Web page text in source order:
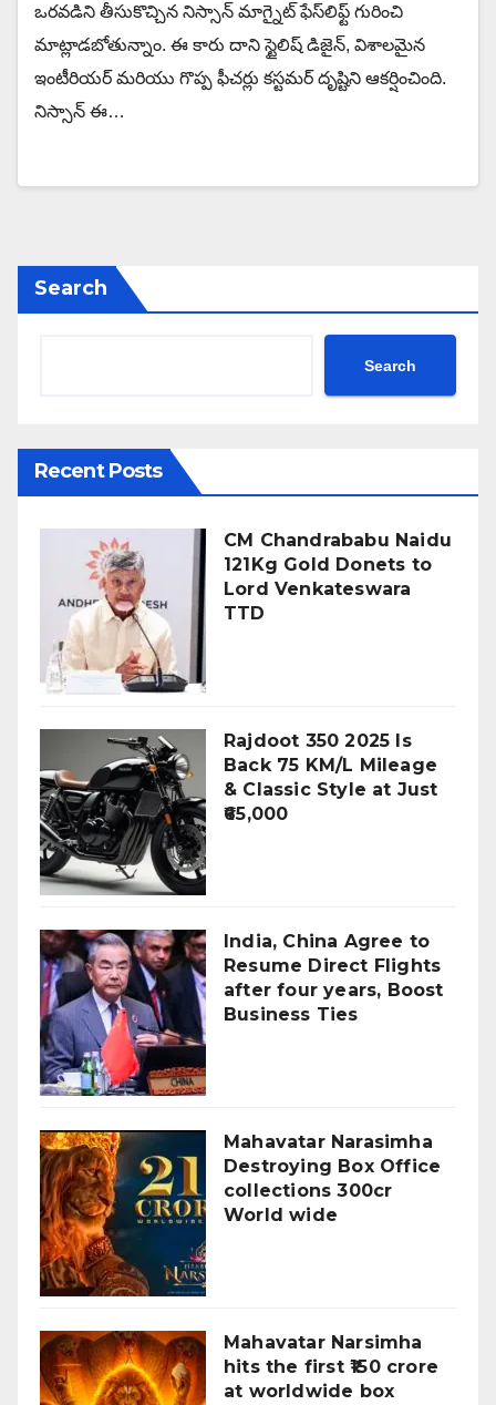
ఒరవడిని తీసుకొచ్చిన నిస్సాన్ మాగ్నైట్ ఫేస్‌లిఫ్ట్ గురించి
మాట్లాడబోతున్నాం. ఈ కారు దాని స్టైలిష్ డిజైన్, విశాలమైన
ఇంటీరియర్ మరియు గొప్ప ఫీచర్లు కస్టమర్ దృష్టిని ఆకర్షించింది.
నిస్సాన్ ఈ…
Search
Search
Recent Posts
CM Chandrababu Naidu
121Kg Gold Donets to
Lord Venkateswara
TTD
Rajdoot 350 2025 Is
Back 75 KM/L Mileage
& Classic Style at Just
₹65,000
India, China Agree to
Resume Direct Flights
after four years, Boost
Business Ties
Mahavatar Narasimha
Destroying Box Office
collections 300cr
World wide
Mahavatar Narsimha
hits the first ₹150 crore
at worldwide box